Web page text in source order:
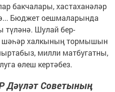
бакчалары, хастаханәләр
Бюджет оешмаларында
түләнә. Шулай бер-
шәһәр халкының тормышын
милли матбугатны,
өлеш кертәбез.
Дәүләт Советының